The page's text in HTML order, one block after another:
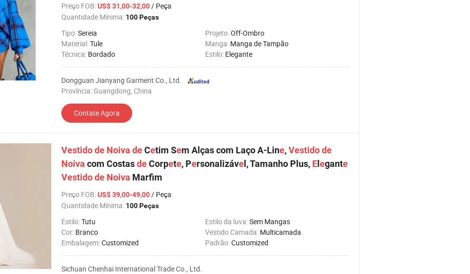
Preço FOB:US$ 31,00-32,00/ Peça
Quantidade Mínima: 100 Peças
Tipo:Sereia Projeto:Off-Ombro
Material:Tule Manga: Manga de Tampão
Técnica: Bordado Estilo: Elegante
Dongguan Jianyang Garment Co., Ltd.
Província: Guangdong, China
Contate Agora
Vestidode Noiva deCetim Sem Alças com Laço A-Line,Vestidode
Noiva com CostasdeCorpete, Personalizáve l, Tamanho Plus, E egante
Vestidode Noiva Marfim
Preço FOB:US$ 39,00-49,00/ Peça
Quantidade Mínima: 100 Peças
Estilo:Tutu Estilo da luva:Sem Mangas
Cor: Branco Vestido Camada: Multicamada
Embalagem:Customized Padrão:Customized
Sichuan Chenhai International Trade Co., Ltd.